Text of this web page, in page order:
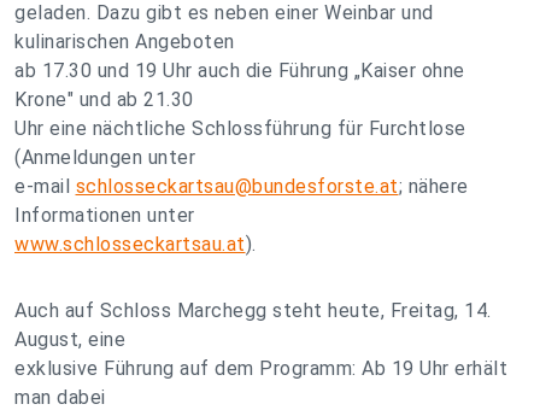
geladen. Dazu gibt es neben einer Weinbar und
kulinarischen Angeboten
ab 17.30 und 19 Uhr auch die Führung „Kaiser ohne
Krone" und ab 21.30
Uhr eine nächtliche Schlossführung für Furchtlose
(Anmeldungen unter
e-mail schlosseckartsau@bundesforste.at; nähere
Informationen unter
www.schlosseckartsau.at).
Auch auf Schloss Marchegg steht heute, Freitag, 14.
August, eine
exklusive Führung auf dem Programm: Ab 19 Uhr erhält
man dabei